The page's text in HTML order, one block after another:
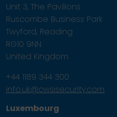
Unit 3, The Pavilions
Ruscombe Business Park
Twyford, Reading
RG10 9NN
United Kingdom
+44 1189 344 300
info.uk@cwsisecurity.com
Luxembourg